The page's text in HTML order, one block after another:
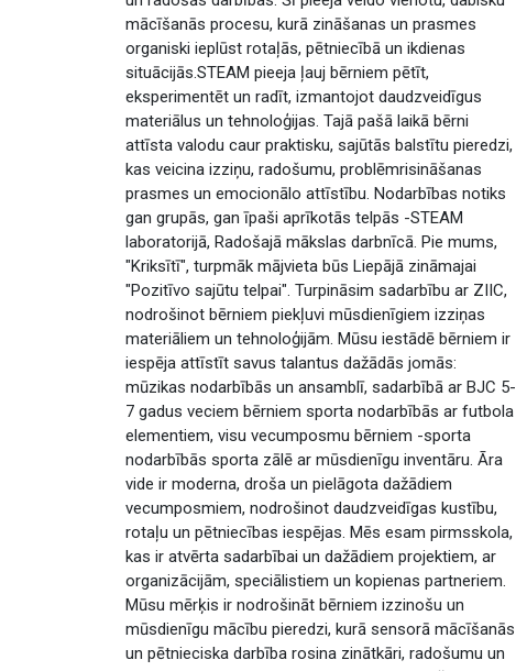
mācīšanās procesu, kurā zināšanas un prasmes
organiski ieplūst rotaļās, pētniecībā un ikdienas
situācijās.STEAM pieeja ļauj bērniem pētīt,
eksperimentēt un radīt, izmantojot daudzveidīgus
materiālus un tehnoloģijas. Tajā pašā laikā bērni
attīsta valodu caur praktisku, sajūtās balstītu pieredzi,
kas veicina izziņu, radošumu, problēmrisināšanas
prasmes un emocionālo attīstību. Nodarbības notiks
gan grupās, gan īpaši aprīkotās telpās -STEAM
laboratorijā, Radošajā mākslas darbnīcā. Pie mums,
"Kriksītī", turpmāk mājvieta būs Liepājā zināmajai
"Pozitīvo sajūtu telpai". Turpināsim sadarbību ar ZIIC,
nodrošinot bērniem piekļuvi mūsdienīgiem izziņas
materiāliem un tehnoloģijām. Mūsu iestādē bērniem ir
iespēja attīstīt savus talantus dažādās jomās:
mūzikas nodarbībās un ansamblī, sadarbībā ar BJC 5-
7 gadus veciem bērniem sporta nodarbībās ar futbola
elementiem, visu vecumposmu bērniem -sporta
nodarbībās sporta zālē ar mūsdienīgu inventāru. Āra
vide ir moderna, droša un pielāgota dažādiem
vecumposmiem, nodrošinot daudzveidīgas kustību,
rotaļu un pētniecības iespējas. Mēs esam pirmsskola,
kas ir atvērta sadarbībai un dažādiem projektiem, ar
organizācijām, speciālistiem un kopienas partneriem.
Mūsu mērķis ir nodrošināt bērniem izzinošu un
mūsdienīgu mācību pieredzi, kurā sensorā mācīšanās
un pētnieciska darbība rosina zinātkāri, radošumu un